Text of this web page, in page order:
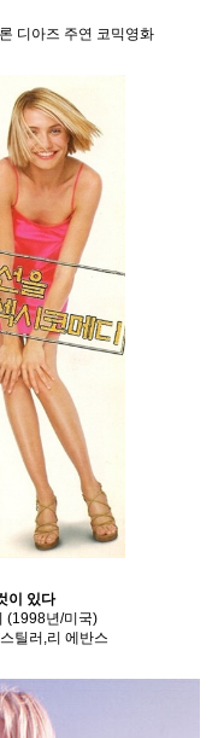
디아즈 주연 코믹영화
이 있다
(1998년/미국)
틸러,리 에반스